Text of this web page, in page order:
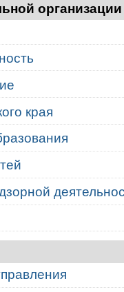
организации
края